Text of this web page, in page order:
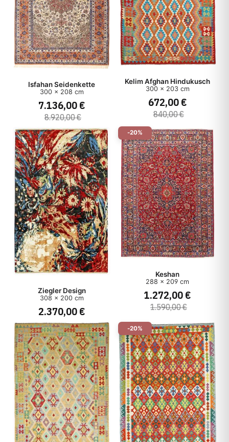
Isfahan Seidenkette
300 x 208 cm
7.136,00 €
8.920,00 €
Kelim Afghan Hindukusch
300 x 203 cm
672,00 €
840,00 €
Ziegler Design
308 x 200 cm
2.370,00 €
-20%
Keshan
288 x 209 cm
1.272,00 €
1.590,00 €
-20%